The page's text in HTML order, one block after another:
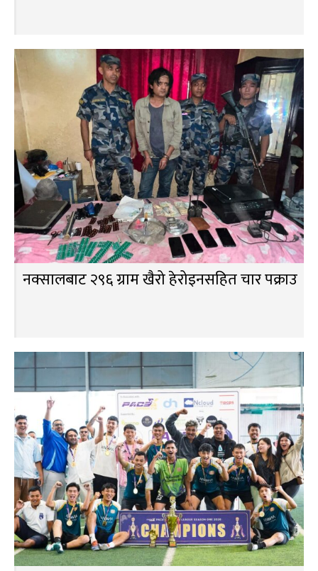
नक्सालबाट २९६ ग्राम खैरो हेरोइनसहित चार पक्राउ